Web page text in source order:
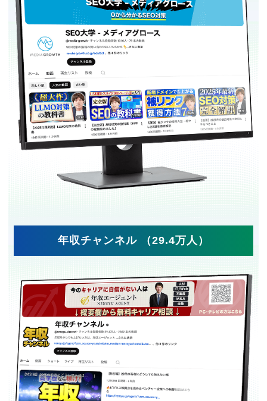
年収チャンネル （29.4万人）